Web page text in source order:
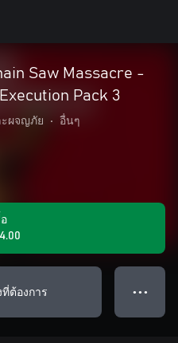
Saw Massacre -
Pack 3
ผจญภัย • อื่นๆ
ต้องการ ● ● ●